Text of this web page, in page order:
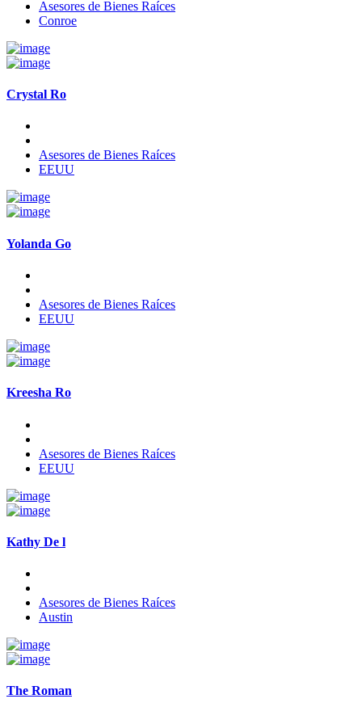
Asesores de Bienes Raíces
Conroe
Crystal Ro
Asesores de Bienes Raíces
EEUU
Yolanda Go
Asesores de Bienes Raíces
EEUU
Kreesha Ro
Asesores de Bienes Raíces
EEUU
Kathy De l
Asesores de Bienes Raíces
Austin
The Roman